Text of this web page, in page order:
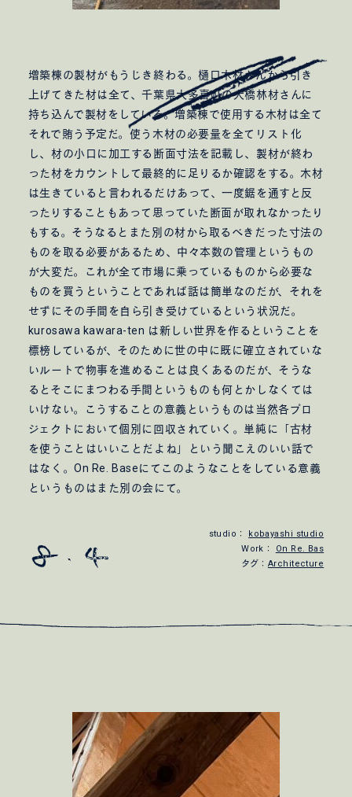
Shinoda Coffee Workshops phase 1
nicomaru
Nさんのための茶室
S/Aさんのための家
Nk さんのための家
Shさんのための家
新井みせスタジオ
高滝コーポレートオフィス
Gさんのための家
Atelier for energy closet
石遊庵 待合
ライフアンドワークコミッションオフィス
Mさんのための家
小湊鐵道五井駅チケットセンター
Rさんのための家
Nさんのための家
Failover
Co-saten
LAUN-DRY
出口商店
日常こそドラマチック展 3
みんなでカレンダー展 2017
cobuke coffee
Oさんのための家
Sさんのための家
Kさんのためのアパート
Tkさんのためのアパート
Tさんのためのアパート
Kさんのための家
開宅舎のためのメンテナンス
開宅舎ディレクション
明日の郊外団地
拡張設計 吉野台団地 いすみがく
増築棟の製材がもうじき終わる。樋口木材さんから引き
上げてきた材は全て、千葉県大多喜町の大橋林材さんに
持ち込んで製材をしている。増築棟で使用する木材は全て
それで賄う予定だ。使う木材の必要量を全てリスト化
し、材の小口に加工する断面寸法を記載し、製材が終わ
った材をカウントして最終的に足りるか確認をする。木材
は生きていると言われるだけあって、一度鋸を通すと反
ったりすることもあって思っていた断面が取れなかったり
もする。そうなるとまた別の材から取るべきだった寸法の
ものを取る必要があるため、中々本数の管理というもの
が大変だ。これが全て市場に乗っているものから必要な
ものを買うということであれば話は簡単なのだが、それを
せずにその手間を自ら引き受けているという状況だ。
kurosawa kawara-ten は新しい世界を作るということを
標榜しているが、そのために世の中に既に確立されていな
いルートで物事を進めることは良くあるのだが、そうな
るとそこにまつわる手間というものも何とかしなくては
いけない。こうすることの意義というものは当然各プロ
ジェクトにおいて個別に回収されていく。単純に「古材
を使うことはいいことだよね」という聞こえのいい話で
はなく。On Re. Baseにてこのようなことをしている意義
というものはまた別の会にて。
studio：
kobayashi studio
Work：
On Re. Bas
タグ： Architecture